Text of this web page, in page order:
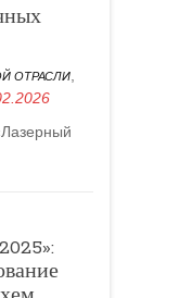
ОТРАСЛИ